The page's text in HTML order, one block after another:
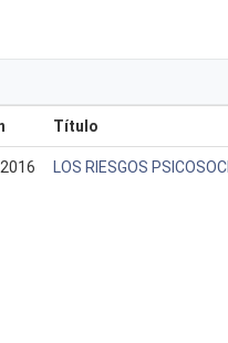
Título
2016 LOS RIESGOS